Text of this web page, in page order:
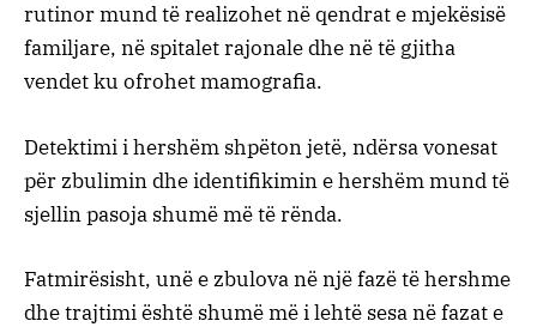
rutinor mund të realizohet në qendrat e mjekësisë
familjare, në spitalet rajonale dhe në të gjitha
vendet ku ofrohet mamografia.
Detektimi i hershëm shpëton jetë, ndërsa vonesat
për zbulimin dhe identifikimin e hershëm mund të
sjellin pasoja shumë më të rënda.
Fatmirësisht, unë e zbulova në një fazë të hershme
dhe trajtimi është shumë më i lehtë sesa në fazat e